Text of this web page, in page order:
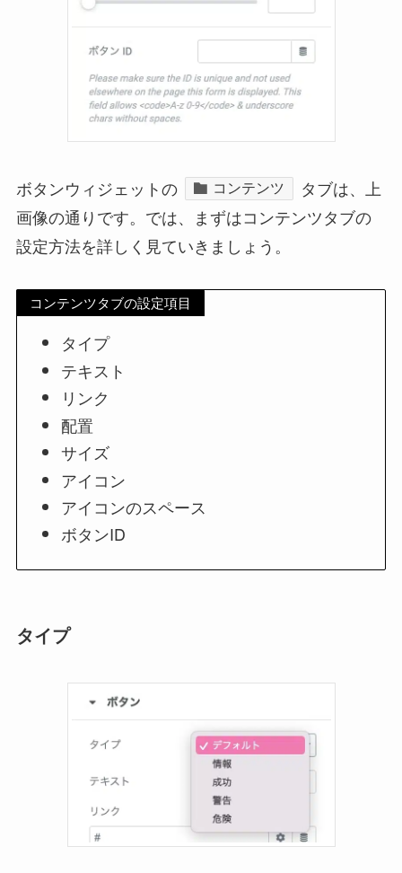
ボタンウィジェットの コンテンツ
タブは、上
画像の通りです。では、まずはコンテンツタブの
設定方法を詳しく見ていきましょう。
コンテンツタブの設定項目
タイプ
テキスト
リンク
配置
サイズ
アイコン
アイコンのスペース
ボタンID
タイプ